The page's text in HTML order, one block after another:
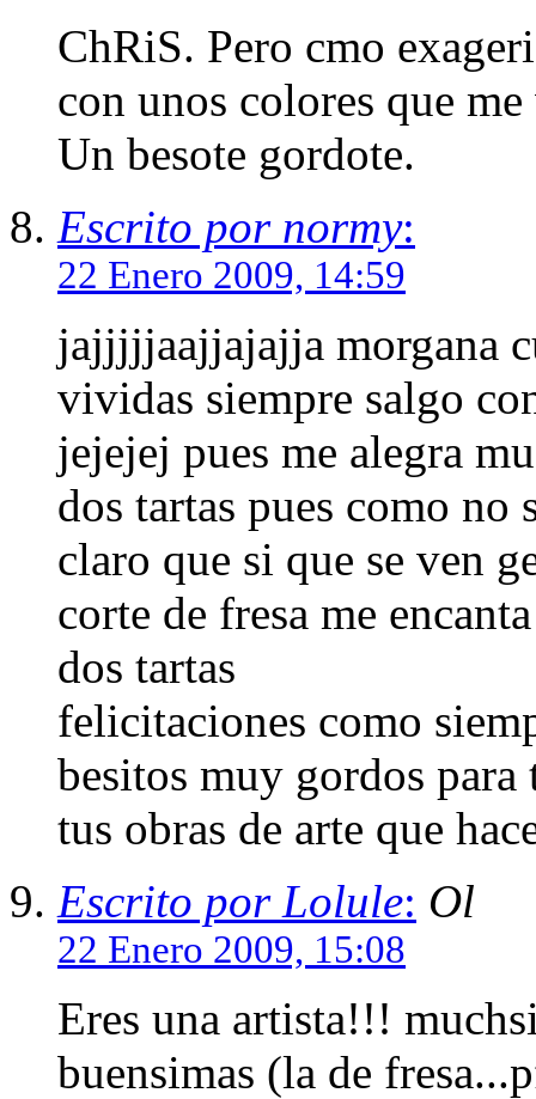
ChRiS. Pero cmo
con unos colores que
Un besote gordote.
Escrito por normy:
22 Enero 2009, 14:59
jajjjjjaajjajajja morgana
vividas siempre salgo
jejejej pues me alegra
dos tartas pues como
claro que si que se ven
corte de fresa me
dos tartas
felicitaciones como
besitos muy gordos
tus obras de arte que
Escrito por Lolule: Ol
22 Enero 2009, 15:08
Eres una artista!!!
buensimas (la de